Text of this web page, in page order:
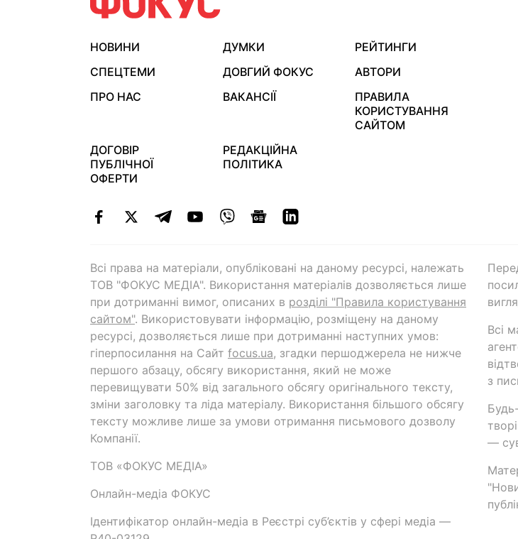
НОВИНИ ДУМКИ
РЕЙТИНГИ
СПЕЦТЕМИ
ДОВГИЙ ФОКУС
АВТОРИ
ПРО НАС
ВАКАНСІЇ
ПРАВИЛА
КОРИСТУВАННЯ
САЙТОМ
ДОГОВІР
ПУБЛІЧНОЇ
ОФЕРТИ
РЕДАКЦІЙНА
ПОЛІТИКА
Всі права на матеріали, опубліковані на даному ресурсі, належать
ТОВ "ФОКУС МЕДІА". Використання матеріалів дозволяється лише
при дотриманні вимог, описаних в розділі "Правила користування
сайтом". Використовувати інформацію, розміщену на даному
ресурсі, дозволяється лише при дотриманні наступних умов:
гіперпосилання на Cайт focus.ua, згадки першоджерела не нижче
першого абзацу, обсягу використання, який не може
перевищувати 50% від загального обсягу оригінального тексту,
зміни заголовку та ліда матеріалу. Використання більшого обсягу
тексту можливе лише за умови отримання письмового дозволу
Компанії.
ТОВ «ФОКУС МЕДІА»
Онлайн-медіа ФОКУС
Ідентифікатор онлайн-медіа в Реєстрі суб’єктів у сфері медіа —
Всі
з
—